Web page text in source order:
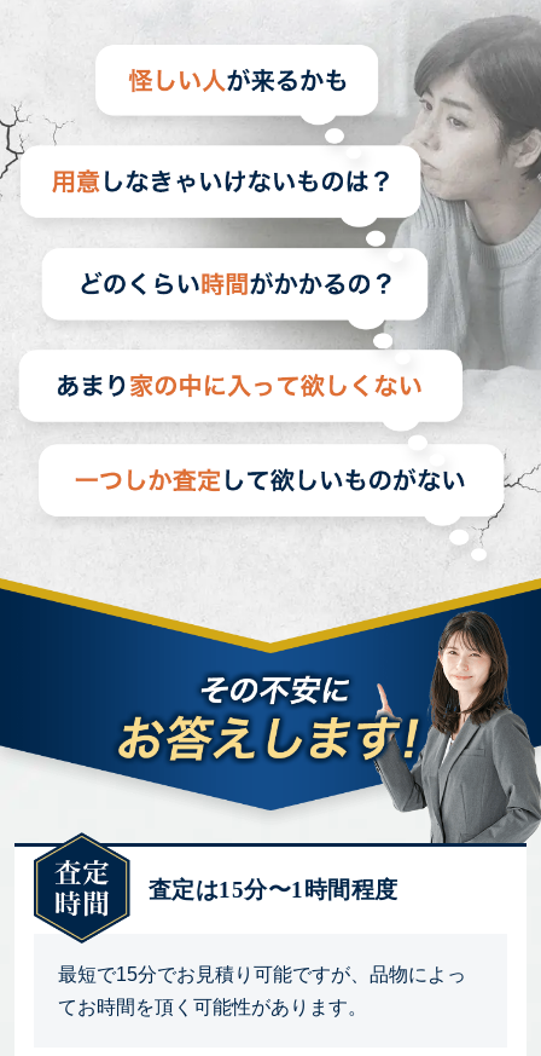
査定は15分〜1時間程度
最短で15分でお見積り可能ですが、品物によっ
てお時間を頂く可能性があります。